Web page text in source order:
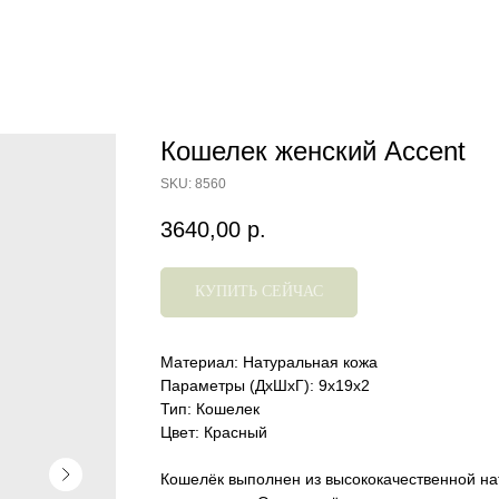
Кошелек женский Accent
SKU: 8560
3640,00 р.
КУПИТЬ СЕЙЧАС
Материал: Натуральная кожа
Параметры (ДхШхГ): 9х19х2
Тип: Кошелек
Цвет: Красный
Кошелёк выполнен из высококачественной